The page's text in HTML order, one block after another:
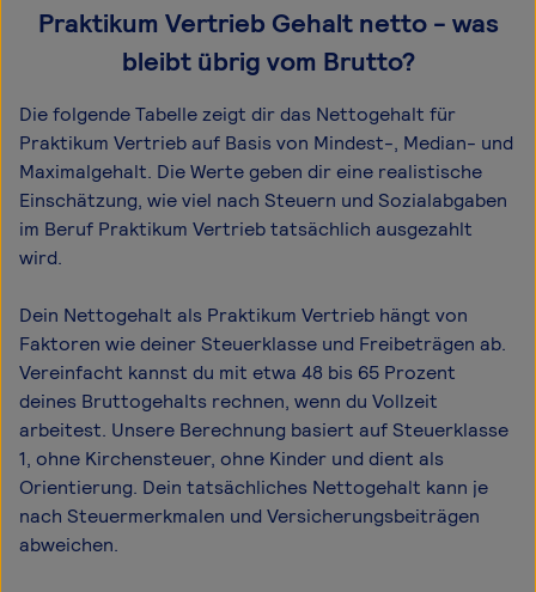
Praktikum Vertrieb Gehalt netto - was
bleibt übrig vom Brutto?
Die folgende Tabelle zeigt dir das Netto­gehalt für
Praktikum Vertrieb auf Basis von Mindest-, Median- und
Maximal­gehalt. Die Werte geben dir eine realistische
Einschätzung, wie viel nach Steuern und Sozialabgaben
im Beruf Praktikum Vertrieb tatsächlich ausgezahlt
wird.
Dein Nettogehalt als Praktikum Vertrieb hängt von
Faktoren wie deiner Steuerklasse und Freibeträgen ab.
Vereinfacht kannst du mit etwa 48 bis 65 Prozent
deines Bruttogehalts rechnen, wenn du Vollzeit
arbeitest. Unsere Berechnung basiert auf Steuerklasse
1, ohne Kirchensteuer, ohne Kinder und dient als
Orientierung. Dein tatsächliches Nettogehalt kann je
nach Steuermerkmalen und Versicherungsbeiträgen
abweichen.